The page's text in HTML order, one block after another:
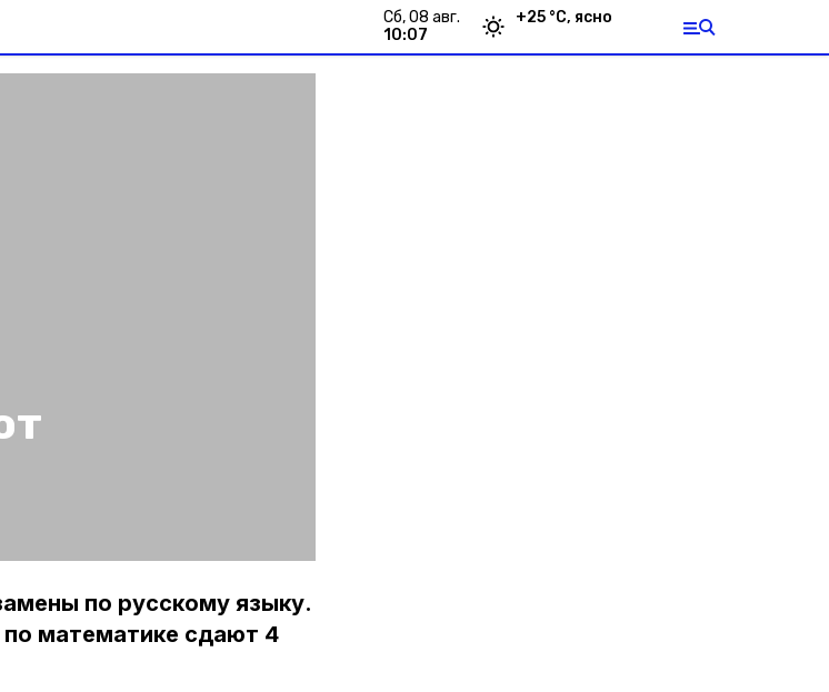
сб, 08 авг.
10:07
+25 °С, ясно
по русскому языку.
математике сдают 4